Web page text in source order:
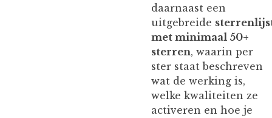
daarnaast een
uitgebreide
met minimaal 50+
sterren, waarin per
ster staat beschreven
wat de werking is,
welke kwaliteiten ze
activeren en hoe je